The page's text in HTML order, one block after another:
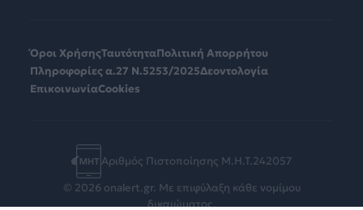
Όροι ΧρήσηςΤαυτότηταΠολιτική Απορρήτου
Πληροφορίες α.27 Ν.5253/2025Δεοντολογία
ΕπικοινωνίαCookies
Αριθμός Πιστοποίησης Μ.Η.Τ.242057
© 2026 onalert.gr. Με επιφύλαξη κάθε νομίμου
δικαιώματος.